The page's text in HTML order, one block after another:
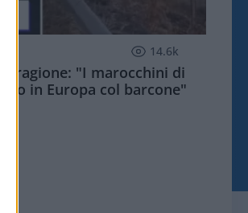
14.6k
ragione: "I marocchini di
in Europa col barcone"